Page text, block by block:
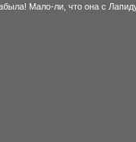
Мало-ли, что она с